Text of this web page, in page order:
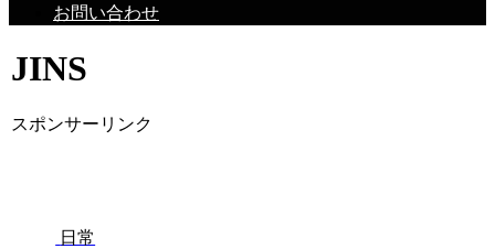
お問い合わせ
JINS
スポンサーリンク
日常